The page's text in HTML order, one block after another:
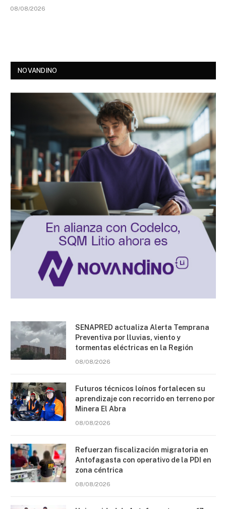
08/08/2026
NOVANDINO
SENAPRED actualiza Alerta Temprana
Preventiva por lluvias, viento y
tormentas eléctricas en la Región
08/08/2026
Futuros técnicos loínos fortalecen su
aprendizaje con recorrido en terreno por
Minera El Abra
08/08/2026
Refuerzan fiscalización migratoria en
Antofagasta con operativo de la PDI en
zona céntrica
08/08/2026